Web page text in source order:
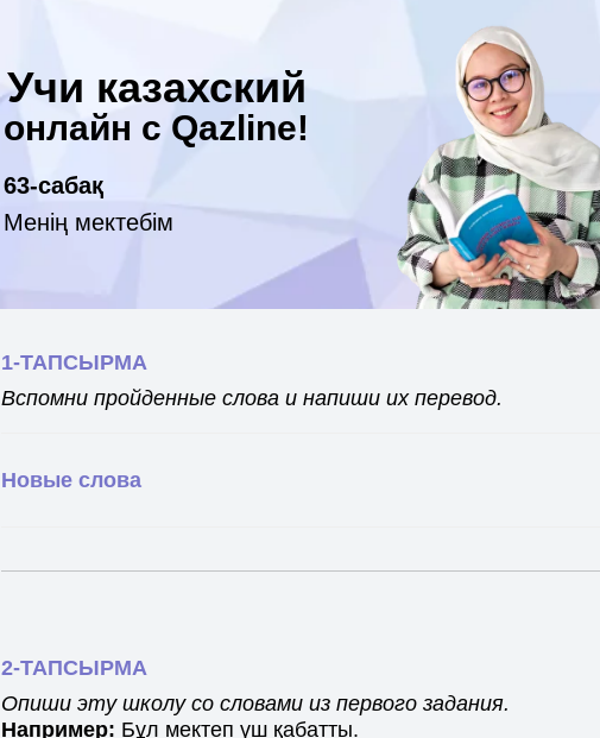
Учи казахский
онлайн с Qazline!
63-сабақ
Менің мектебім
1-ТАПСЫРМА
Вспомни пройденные слова и напиши их перевод.
Новые слова
2-ТАПСЫРМА
Опиши эту школу со словами из первого задания.
Например: Бұл мектеп үш қабатты.